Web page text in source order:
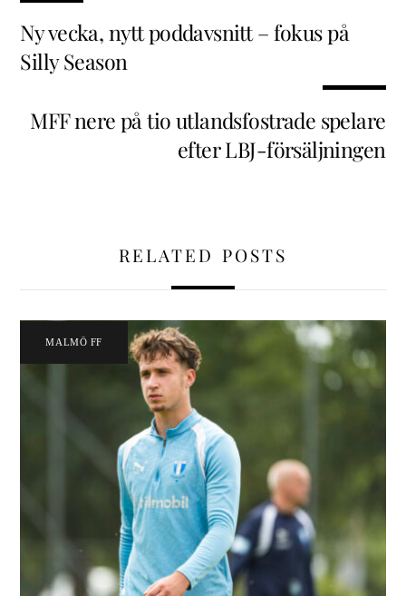
Ny vecka, nytt poddavsnitt – fokus på
Silly Season
MFF nere på tio utlandsfostrade spelare
efter LBJ-försäljningen
RELATED POSTS
MALMÖ FF